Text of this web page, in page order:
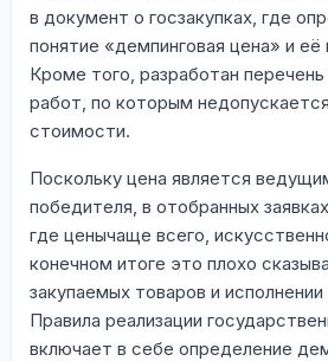
в документ о госзакупках, где
понятие «демпинговая цена» и
Кроме того, разработан перечень
работ, по которым
стоимости.
Поскольку цена является
победителя, в отобранных
где ценычаще всего,
конечном итоге это плохо
закупаемых товаров и
Правила реализации
включает в себе определение